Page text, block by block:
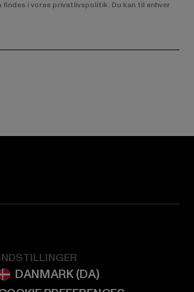
i vores privatlivspolitik. Du kan til enhver